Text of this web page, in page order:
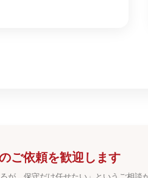
ご依頼を歓迎します